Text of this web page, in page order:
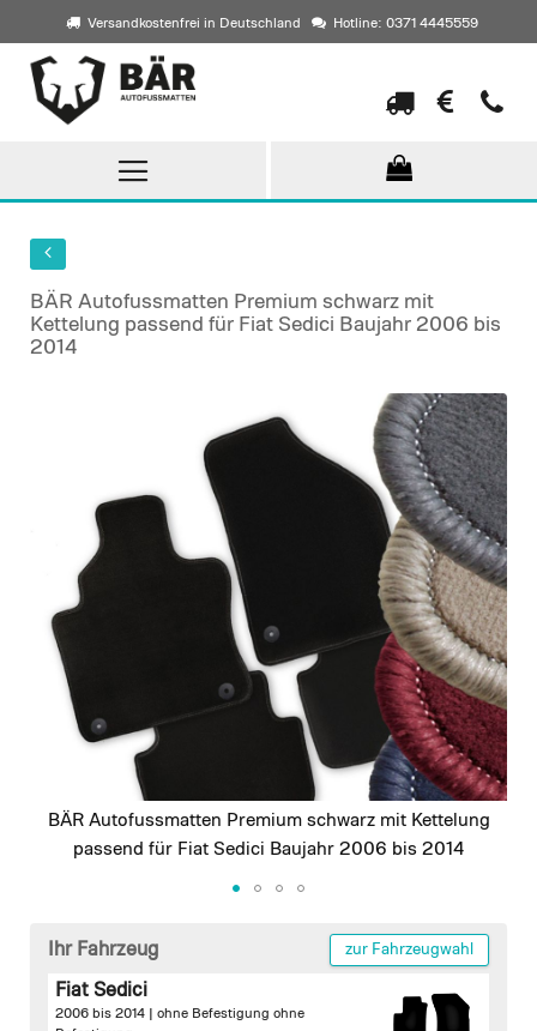
Versandkostenfrei in Deutschland Hotline: 0371 4445559
Direkt
zum
Inhalt
BÄR Autofussmatten Premium schwarz mit
Kettelung passend für Fiat Sedici Baujahr 2006 bis
2014
images
gallery
BÄR Autofussmatten Premium schwarz mit Kettelung
passend für Fiat Sedici Baujahr 2006 bis 2014
beginning
Ihr Fahrzeug zur Fahrzeugwahl
Fiat Sedici
2006 bis 2014 | ohne Befestigung ohne